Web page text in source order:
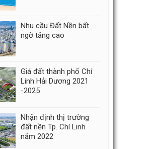
Nhu cầu Đất Nền bất
ngờ tăng cao
Giá đất thành phố Chí
Linh Hải Dương 2021
-2025
Nhận định thị trường
đất nền Tp. Chí Linh
năm 2022